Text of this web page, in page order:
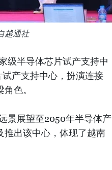
越通社
级半导体芯片试产支持中
产支持中心，扮演连接
色。
景展望至2050年半导体产
推出该中心，体现了越南